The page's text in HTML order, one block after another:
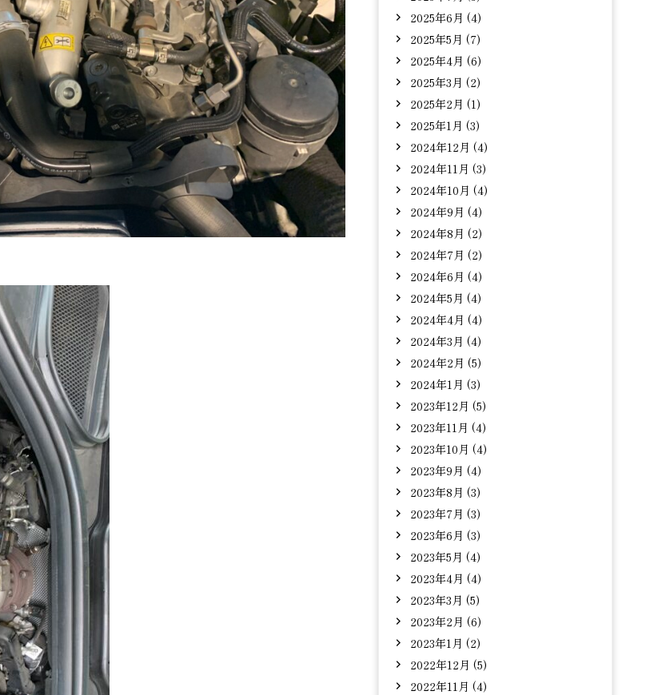
2025年6月 (4)
2025年5月 (7)
2025年4月 (6)
2025年3月 (2)
2025年2月 (1)
2025年1月 (3)
2024年12月 (4)
2024年11月 (3)
2024年10月 (4)
2024年9月 (4)
2024年8月 (2)
2024年7月 (2)
2024年6月 (4)
2024年5月 (4)
2024年4月 (4)
2024年3月 (4)
2024年2月 (5)
2024年1月 (3)
2023年12月 (5)
2023年11月 (4)
2023年10月 (4)
2023年9月 (4)
2023年8月 (3)
2023年7月 (3)
2023年6月 (3)
2023年5月 (4)
2023年4月 (4)
2023年3月 (5)
2023年2月 (6)
2023年1月 (2)
2022年12月 (5)
2022年11月 (4)